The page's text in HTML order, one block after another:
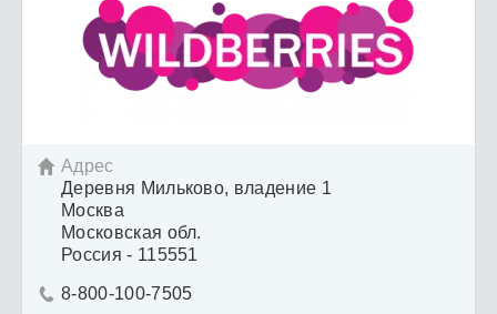
 Адрес
Деревня Мильково, владение 1
Москва
Московская обл.
Россия - 115551
 8-800-100-7505